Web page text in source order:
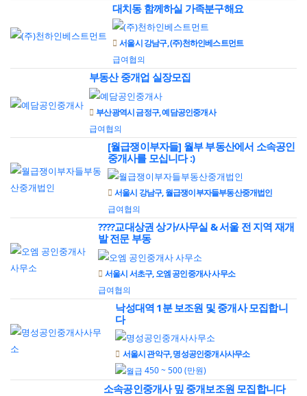
대치동 함께하실 가족분구해요
서울시 강남구, (주)천하인베스트먼트
급여협의
부동산 중개업 실장모집
부산광역시 금정구, 예담공인중개사
급여협의
[월급쟁이부자들] 월부 부동산에서 소속공인
중개사를 모십니다 :)
서울시 강남구, 월급쟁이부자들부동산중개법인
급여협의
????교대상권 상가/사무실 & 서울 전 지역 재개
발 전문 부동
서울시 서초구, 오엠 공인중개사 사무소
급여협의
낙성대역 1분 보조원 및 중개사 모집합니
다
서울시 관악구, 명성공인중개사사무소
450 ~ 500 (만원)
소속공인중개사 밒 중개보조원 모집합니다